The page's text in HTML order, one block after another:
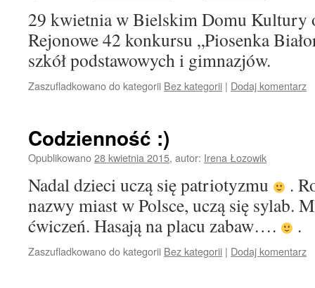
29 kwietnia w Bielskim Domu Kultury
Rejonowe 42 konkursu „Piosenka
szkół podstawowych i gimnazjów.
Zaszufladkowano do kategorii Bez kategorii | Dodaj komentarz
Codzienność :)
Opublikowano28 kwietnia 2015, autor: Irena Łozowik
Nadal dzieci uczą się patriotyzmu
.
nazwy miast w Polsce, uczą się sylab.
ćwiczeń. Hasają na placu zabaw….
.
Zaszufladkowano do kategorii Bez kategorii | Dodaj komentarz